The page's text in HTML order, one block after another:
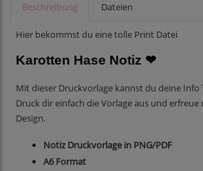
Beschreibung Dateien
Hier bekommst du eine tolle Print Datei
Karotten Hase Notiz ❤
Mit dieser Druckvorlage kannst du deine
Druck dir einfach die Vorlage aus und
Design.
Notiz Druckvorlage in PNG/PDF
A6 Format